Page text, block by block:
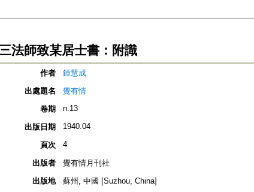
法師致某居士書：附識
作者
鍾慧成
出處題名
覺有情
卷期
n.13
出版日期 1940.04
頁次 4
出版者
覺有情月刊社
出版地
蘇州, 中國 [Suzhou, China]